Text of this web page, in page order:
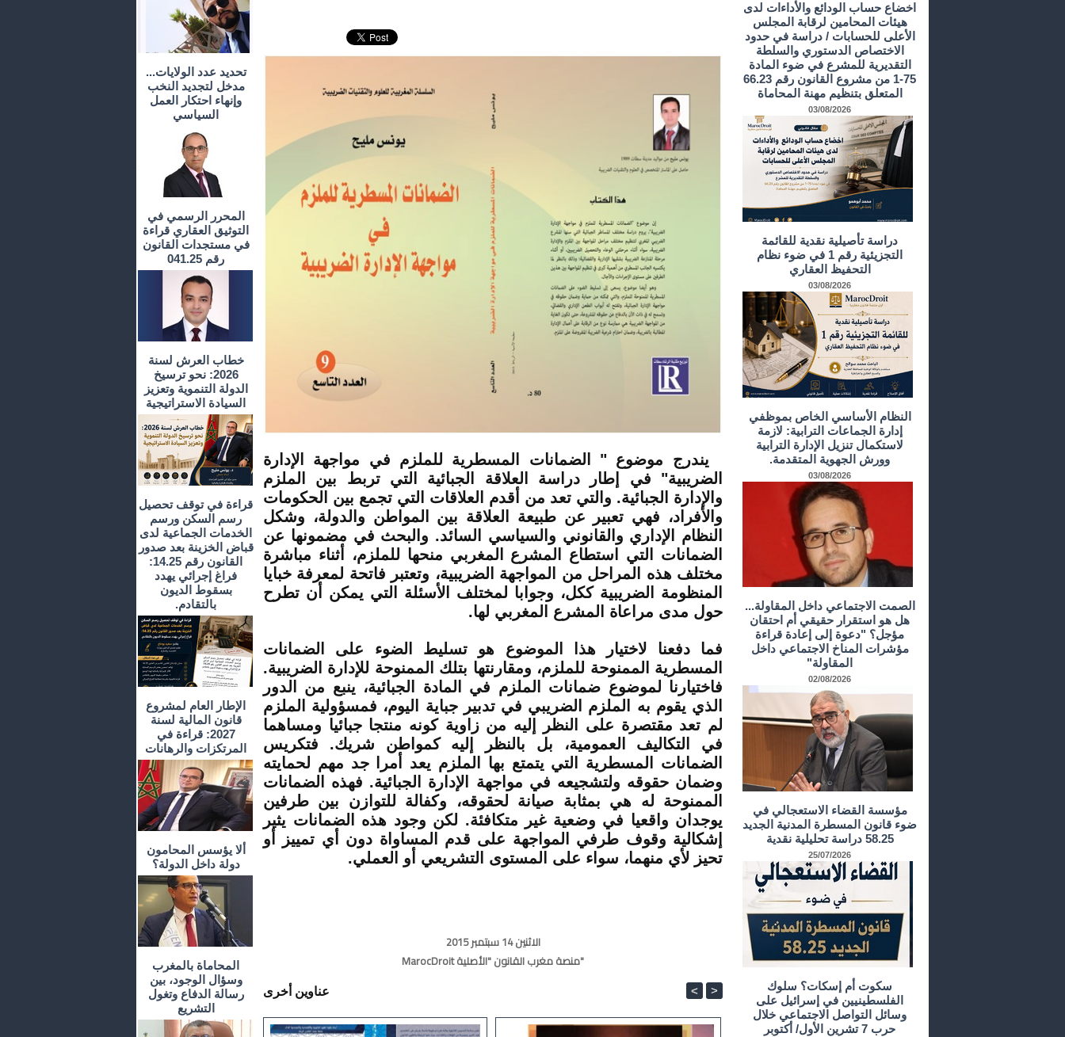
تحديد عدد الولايات...
مدخل لتجديد النخب
وإنهاء احتكار العمل
السياسي
المحرر الرسمي في
التوثيق العقاري قراءة
في مستجدات القانون
رقم 041.25
خطاب العرش لسنة
2026: نحو ترسيخ
الدولة التنموية وتعزيز
السيادة الاستراتيجية
قراءة في توقف تحصيل
رسم السكن ورسم
الخدمات الجماعية لدى
قباض الخزينة بعد صدور
القانون رقم 14.25:
فراغ إجرائي يهدد
بسقوط الديون
بالتقادم.
الإطار العام لمشروع
قانون المالية لسنة
2027: قراءة في
المرتكزات والرهانات
ألا يؤسس المحامون
دولة داخل الدولة؟
المحاماة بالمغرب
وسؤال الوجود، بين
رسالة الدفاع وتغول
التشريع
يندرج موضوع " الضمانات المسطرية للملزم في مواجهة الإدارة
الضريبية" في إطار دراسة العلاقة الجبائية التي تربط بين الملزم
والإدارة الجبائية. والتي تعد من أقدم العلاقات التي تجمع بين الحكومات
والأفراد، فهي تعبير عن طبيعة العلاقة بين المواطن والدولة، وشكل
النظام الإداري والقانوني والسياسي السائد. والبحث في مضمونها عن
الضمانات التي استطاع المشرع المغربي منحها للملزم، أثناء مباشرة
مختلف هذه المراحل من المواجهة الضريبية، وتعتبر فاتحة لمعرفة خبايا
المنظومة الضريبية ككل، وجوابا لمختلف الأسئلة التي يمكن أن تطرح
حول مدى مراعاة المشرع المغربي لها.
فما دفعنا لاختيار هذا الموضوع هو تسليط الضوء على الضمانات
المسطرية الممنوحة للملزم، ومقارنتها بتلك الممنوحة للإدارة الضريبية.
فاختيارنا لموضوع ضمانات الملزم في المادة الجبائية، ينبع من الدور
الذي يقوم به الملزم الضريبي في تدبير جباية اليوم، فمسؤولية الملزم
لم تعد مقتصرة على النظر إليه من زاوية كونه منتجا جبائيا ومساهما
في التكاليف العمومية، بل بالنظر إليه كمواطن شريك. فتكريس
الضمانات المسطرية التي يتمتع بها الملزم يعد أمرا جد مهم لحمايته
وضمان حقوقه ولتشجيعه في مواجهة الإدارة الجبائية. فهذه الضمانات
الممنوحة له هي بمثابة صيانة لحقوقه، وكفالة للتوازن بين طرفين
يوجدان واقعيا في وضعية غير متكافئة. لكن وجود هذه الضمانات يثير
إشكالية وقوف طرفي المواجهة على قدم المساواة دون أي تمييز أو
تحيز لأي منهما، سواء على المستوى التشريعي أو العملي.
الاثنين 14 سبتمبر 2015
MarocDroit منصة مغرب القانون "الأصلية"
عناوين أخرى < >
اخضاع حساب الودائع والأداءات لدى
هيئات المحامين لرقابة المجلس
الأعلى للحسابات / دراسة في حدود
الاختصاص الدستوري والسلطة
التقديرية للمشرع في ضوء المادة
75-1 من مشروع القانون رقم 66.23
المتعلق بتنظيم مهنة المحاماة
03/08/2026
دراسة تأصيلية نقدية للقائمة
التجزيئية رقم 1 في ضوء نظام
التحفيظ العقاري
03/08/2026
النظام الأساسي الخاص بموظفي
إدارة الجماعات الترابية: لازمة
لاستكمال تنزيل الإدارة الترابية
وورش الجهوية المتقدمة.
03/08/2026
الصمت الاجتماعي داخل المقاولة...
هل هو استقرار حقيقي أم احتقان
مؤجل؟ "دعوة إلى إعادة قراءة
مؤشرات المناخ الاجتماعي داخل
المقاولة"
02/08/2026
مؤسسة القضاء الاستعجالي في
ضوء قانون المسطرة المدنية الجديد
58.25 دراسة تحليلية نقدية
25/07/2026
سكوت أم إسكات؟ سلوك
الفلسطينيين في إسرائيل على
وسائل التواصل الاجتماعي خلال
حرب 7 تشرين الأول/ أكتوبر